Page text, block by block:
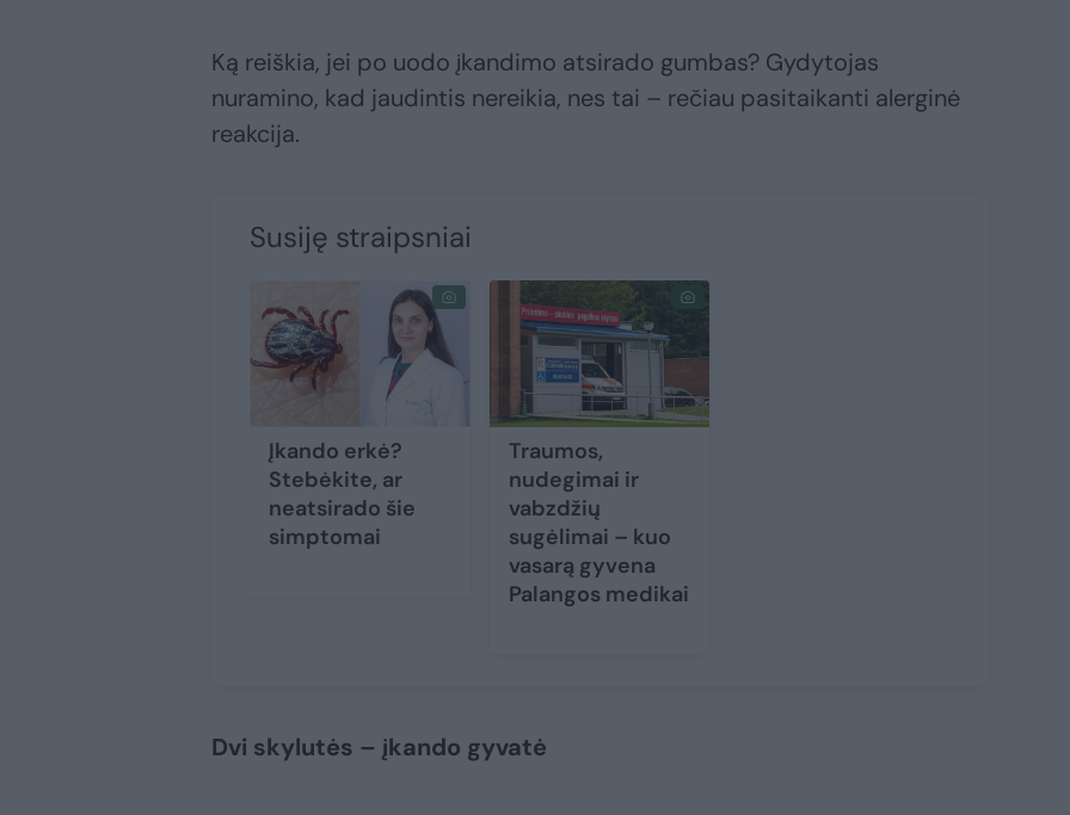
Ką reiškia, jei po uodo įkandimo atsirado gumbas? Gydytojas
nuramino, kad jaudintis nereikia, nes tai – rečiau pasitaikanti alerginė
reakcija.
Susiję straipsniai
Įkando erkė?
Stebėkite, ar
neatsirado šie
simptomai
Traumos,
nudegimai ir
vabzdžių
sugėlimai – kuo
vasarą gyvena
Palangos medikai
Dvi skylutės – įkando gyvatė